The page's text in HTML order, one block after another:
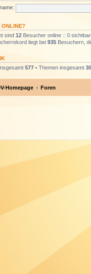
ONLINE?
sind 12 Besucher online :: 0
liegt bei 935 Besuchern,
577 • Themen insgesamt
Homepage Foren